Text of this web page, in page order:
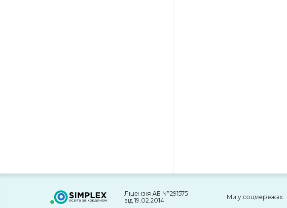
Ліцензія АЕ №291575
від 19.02.2014
Ми у соцмережах: